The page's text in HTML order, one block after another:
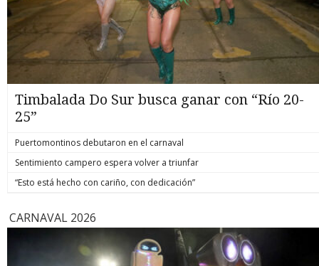
Timbalada Do Sur busca ganar con “Río 20-
25”
Puertomontinos debutaron en el carnaval
Sentimiento campero espera volver a triunfar
“Esto está hecho con cariño, con dedicación”
CARNAVAL 2026